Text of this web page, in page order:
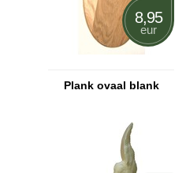
8,95
eur
Plank ovaal blank